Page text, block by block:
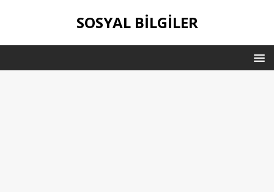
SOSYAL BILGILER